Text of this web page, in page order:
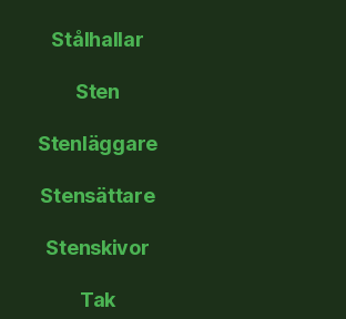
Stålhallar
Sten
Stenläggare
Stensättare
Stenskivor
Tak